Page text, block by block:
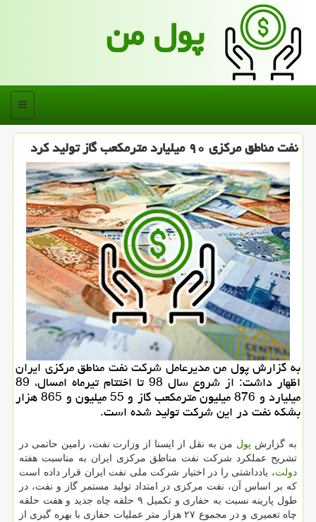
پول من
منو
نفت مناطق مركزی ۹۰ میلیارد مترمكعب گاز تولید كرد
به گزارش پول من مدیرعامل شركت نفت مناطق مركزی ایران
اظهار داشت: از شروع سال 98 تا اختتام تیرماه امسال، 89
میلیارد و 876 میلیون مترمكعب گاز و 55 میلیون و 865 هزار
بشكه نفت در این شركت تولید شده است.
به گزارش پول من به نقل از ایسنا از وزارت نفت، رامین حاتمی در
تشریح عملکرد شرکت نفت مناطق مرکزی ایران به مناسبت هفته
دولت، یادداشتی را در اختیار شرکت ملی نفت ایران قرار داده است
که بر اساس آن، نفت مرکزی در امتداد تولید مستمر گاز و نفت، در
طول پارینه نسبت به حفاری و تکمیل ۹ حلقه چاه جدید و هفت حلقه
چاه تعمیری و در مجموع ۲۷ هزار متر عملیات حفاری با بهره گیری از